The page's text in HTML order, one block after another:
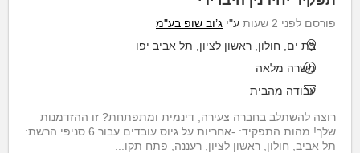
פורסם לפני 2 שעות ע"י ג’וב שופ בע"מ
בת ים, חולון, ראשון לציון, תל אביב יפו
משרה מלאה
עבודה מהבית
רוצה להשתלב בחברה צעירה, דינמית ומתפתחת? זו ההזדמנות
שלך! מהות התפקיד: -אחריות על גיוס עובדים עבור 6 סניפי הרשת:
תל אביב, חולון, ראשון לציון, רעננה, פתח תקו...